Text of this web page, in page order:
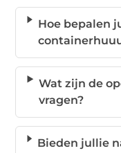
Hoe bepalen
Wat zijn de
vragen?
Bieden jullie